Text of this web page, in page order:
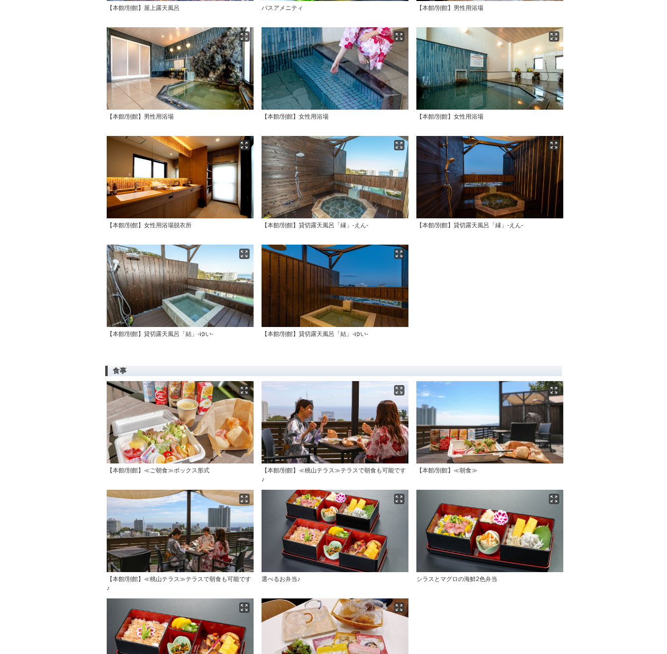
【本館/別館】屋上露天風呂 バスアメニティ 【本館/別館】男性用浴場
【本館/別館】男性用浴場 【本館/別館】女性用浴場 【本館/別館】女性用浴場
【本館/別館】女性用浴場脱衣所 【本館/別館】貸切露天風呂「縁」-えん- 【本館/別館】貸切露天風呂「縁」-えん-
【本館/別館】貸切露天風呂「結」-ゆい- 【本館/別館】貸切露天風呂「結」-ゆい-
食事
【本館/別館】≪ご朝食≫ボックス形式
【本館/別館】≪桃山テラス≫テラスで朝食も可能です
♪
【本館/別館】≪朝食≫
【本館/別館】≪桃山テラス≫テラスで朝食も可能です
♪
選べるお弁当♪ シラスとマグロの海鮮2色弁当